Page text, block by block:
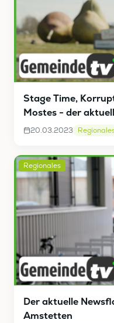
Stage Time,
Mostes - der
Bezirk Amstetten
20.03.2023
Regionales
Der aktuelle
Amstetten